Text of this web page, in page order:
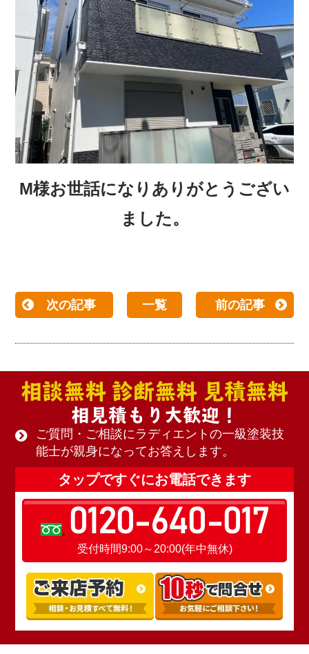
M様お世話になりありがとうござい
ました。
次の記事 一覧 前の記事
相談無料 診断無料 見積無料
相見積もり大歓迎！
ご質問・ご相談にラディエントの一級塗装技
能士が親身になってお答えします。
タップですぐにお電話できます
0120-640-017
受付時間9:00～20:00(年中無休)